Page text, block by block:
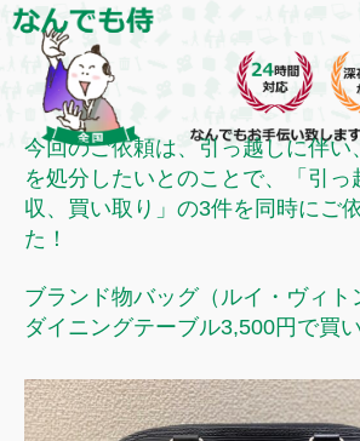
今回のご依頼は、引っ越しに伴い
を処分したいとのことで、「引っ
収、買い取り」の3件を同時にご
た！
ブランド物バッグ（ルイ・ヴィト
ダイニングテーブル3,500円で買